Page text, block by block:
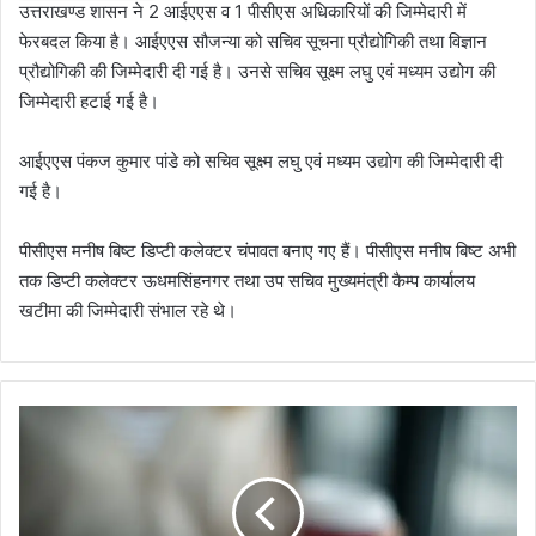
उत्तराखण्ड शासन ने 2 आईएएस व 1 पीसीएस अधिकारियों की जिम्मेदारी में
फेरबदल किया है। आईएएस सौजन्या को सचिव सूचना प्रौद्योगिकी तथा विज्ञान
प्रौद्योगिकी की जिम्मेदारी दी गई है। उनसे सचिव सूक्ष्म लघु एवं मध्यम उद्योग की
जिम्मेदारी हटाई गई है।
आईएएस पंकज कुमार पांडे को सचिव सूक्ष्म लघु एवं मध्यम उद्योग की जिम्मेदारी दी
गई है।
पीसीएस मनीष बिष्ट डिप्टी कलेक्टर चंपावत बनाए गए हैं। पीसीएस मनीष बिष्ट अभी
तक डिप्टी कलेक्टर ऊधमसिंहनगर तथा उप सचिव मुख्यमंत्री कैम्प कार्यालय
खटीमा की जिम्मेदारी संभाल रहे थे।